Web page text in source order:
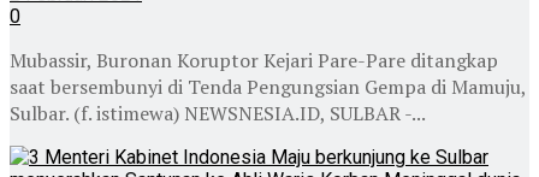
0
Mubassir, Buronan Koruptor Kejari Pare-Pare ditangkap
saat bersembunyi di Tenda Pengungsian Gempa di Mamuju,
Sulbar. (f. istimewa) NEWSNESIA.ID, SULBAR -...